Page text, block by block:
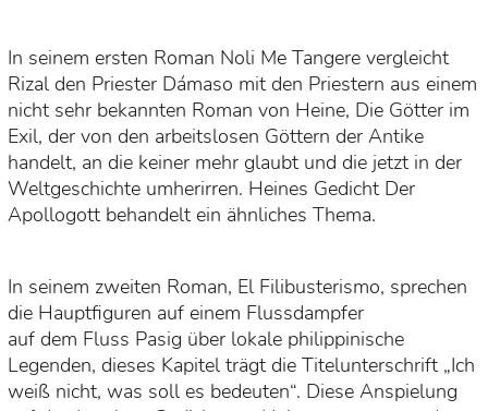
In seinem ersten Roman Noli Me Tangere vergleicht
Rizal den Priester Dámaso mit den Priestern aus einem
nicht sehr bekannten Roman von Heine, Die Götter im
Exil, der von den arbeitslosen Göttern der Antike
handelt, an die keiner mehr glaubt und die jetzt in der
Weltgeschichte umherirren. Heines Gedicht Der
Apollogott behandelt ein ähnliches Thema.
In seinem zweiten Roman, El Filibusterismo, sprechen
die Hauptfiguren auf einem Flussdampfer
auf dem Fluss Pasig über lokale philippinische
Legenden, dieses Kapitel trägt die Titelunterschrift „Ich
weiß nicht, was soll es bedeuten“. Diese Anspielung